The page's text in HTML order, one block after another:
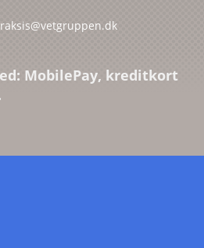
MobilePay, kreditkort